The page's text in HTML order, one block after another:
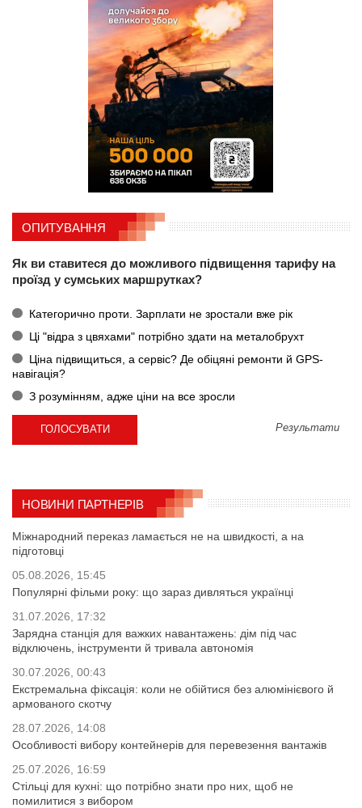
ОПИТУВАННЯ
Як ви ставитеся до можливого підвищення тарифу на
проїзд у сумських маршрутках?
Категорично проти. Зарплати не зростали вже рік
Ці "відра з цвяхами" потрібно здати на металобрухт
Ціна підвищиться, а сервіс? Де обіцяні ремонти й GPS-
навігація?
З розумінням, адже ціни на все зросли
Результати
НОВИНИ ПАРТНЕРІВ
Міжнародний переказ ламається не на швидкості, а на
підготовці
05.08.2026, 15:45
Популярні фільми року: що зараз дивляться українці
31.07.2026, 17:32
Зарядна станція для важких навантажень: дім під час
відключень, інструменти й тривала автономія
30.07.2026, 00:43
Екстремальна фіксація: коли не обійтися без алюмінієвого й
армованого скотчу
28.07.2026, 14:08
Особливості вибору контейнерів для перевезення вантажів
25.07.2026, 16:59
Стільці для кухні: що потрібно знати про них, щоб не
помилитися з вибором